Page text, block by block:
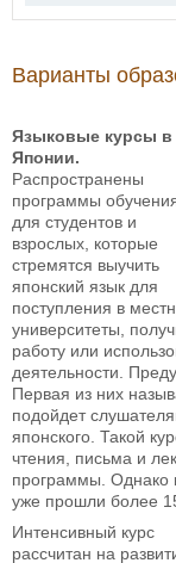
Варианты
Языковые курсы в
Японии.
Распространены
программы
для студентов и
взрослых, которые
стремятся выучить
японский язык для
поступления в
университеты,
работу или
деятельности.
Первая из них
подойдет
японского. Такой
чтения, письма и
программы. Однако
уже прошли более
Интенсивный курс
рассчитан на